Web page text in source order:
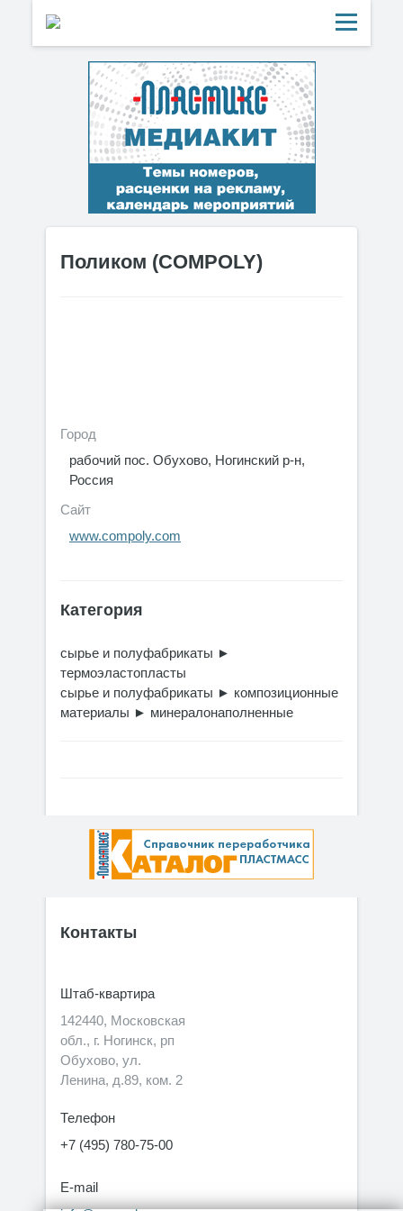
Поликом (COMPOLY)
Город
рабочий пос. Обухово, Ногинский р-н,
Россия
Сайт
www.compoly.com
Категория
сырье и полуфабрикаты ►
термоэластопласты
сырье и полуфабрикаты ► композиционные
материалы ► минералонаполненные
Контакты
Штаб-квартира
142440, Московская
обл., г. Ногинск, рп
Обухово, ул.
Ленина, д.89, ком. 2
Телефон
+7 (495) 780-75-00
E-mail